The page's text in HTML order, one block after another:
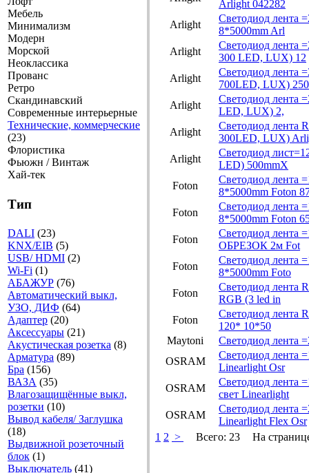
Мебель
Минимализм
Модерн
Морской
Неоклассика
Прованс
Ретро
Скандинавский
Современные интерьерные
Технические, коммерческие
(23)
Флористика
Фьюжн / Винтаж
Хай-тек
Тип
DALI (23)
KNX/EIB (5)
USB/ HDMI (2)
Wi-Fi (1)
АБАЖУР (76)
Автоматический выкл,
УЗО, ДИФ (64)
Адаптер (20)
Аксесcуары (21)
Акустическая розетка (8)
Арматура (89)
Бра (156)
ВАЗА (35)
Влагозащищённые выкл,
розетки (10)
Вывод кабеля/ Заглушка
(18)
Выдвижной розеточный
блок (1)
Выключатель (41)
Arlight 042282
Arlight
Светодиод лента
8*5000mm Arl
Arlight
Светодиод лента
300 LED, LUX) 12
Arlight
Светодиод лента
700LED, LUX) 250
Arlight
Светодиод лента
LED, LUX) 2,
Arlight
Светодиод лента
300LED, LUX)
Arlight
Светодиод
LED) 500mmX
Foton
Светодиод лента
8*5000mm Foton
Foton
Светодиод лента
8*5000mm Foton
Foton
Светодиод лента
ОБРЕЗОК 2м Fot
Foton
Светодиод лента
8*5000mm Foto
Foton
Светодиод лента
RGB (3 led in
Foton
Светодиод лента
120* 10*50
Maytoni
Светодиод лента
OSRAM
Светодиод лента
Linearlight Osr
OSRAM
Светодиод лента
свет Linearlight
OSRAM
Светодиод лента
Linearlight Flex Osr
1 2 > Всего: 23 На